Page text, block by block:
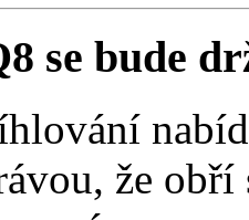
se bude
že